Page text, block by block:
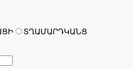
ՏՂԱՄԱՐԴԿԱՆՑ